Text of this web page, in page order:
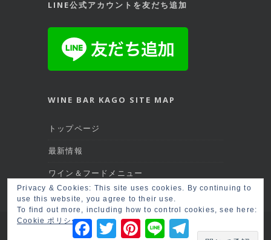
LINE公式アカウントを友だち追加
WINE BAR KAGO SITE MAP
トップページ
最新情報
ワイン＆フードメニュー
マップ＆アクセス
Copyright © 2026 名古屋柳橋スペインワイン
FacebookTwitter PinterestLine
Privacy & Cookies: This site uses cookies. By continuing to
use this website, you agree to their use.
To find out more, including how to control cookies, see here:
Cookie ポリシー